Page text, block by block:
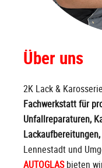
Über uns
2K Lack &
Fachwerkstatt für
Unfallreparaturen,
Lennestadt und
AUTOGLASbieten